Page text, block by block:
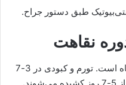
طبق دستور جراح.
نقاهت
دوره نقاهت سانترال لب معمولاً کوتاه است. تورم و کبودی در 3-7